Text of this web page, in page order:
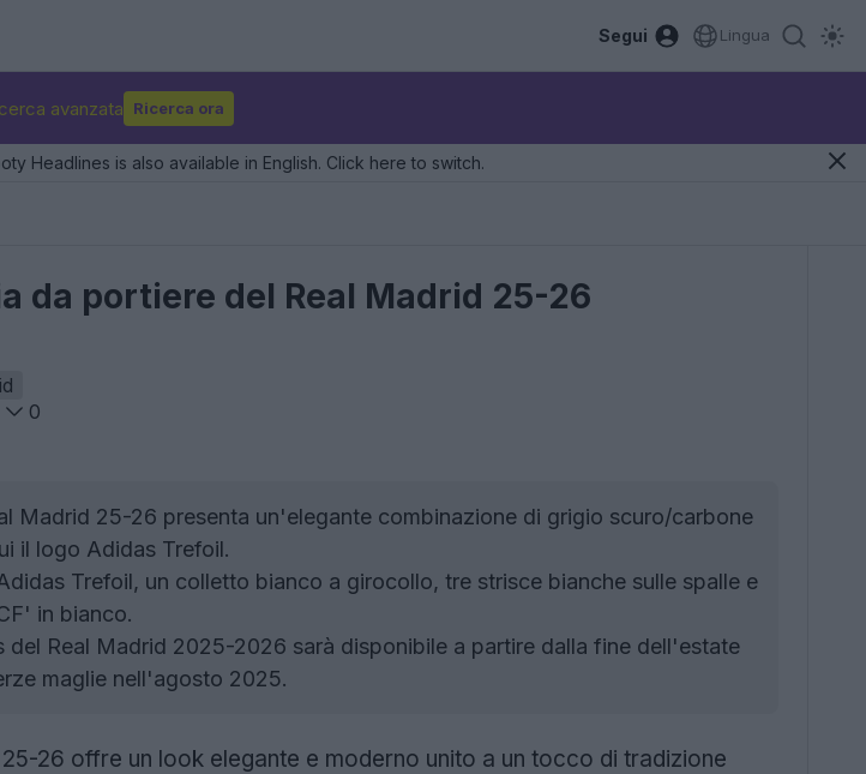
Segui Lingua
avanzata Ricerca ora
Headlines is also available in English. Click here to switch.
da portiere del Real Madrid 25-26
0
Madrid 25-26 presenta un'elegante combinazione di grigio scuro/carbone
il logo Adidas Trefoil.
Trefoil, un colletto bianco a girocollo, tre strisce bianche sulle spalle e
in bianco.
del Real Madrid 2025-2026 sarà disponibile a partire dalla fine dell'estate
maglie nell'agosto 2025.
25-26 offre un look elegante e moderno unito a un tocco di tradizione